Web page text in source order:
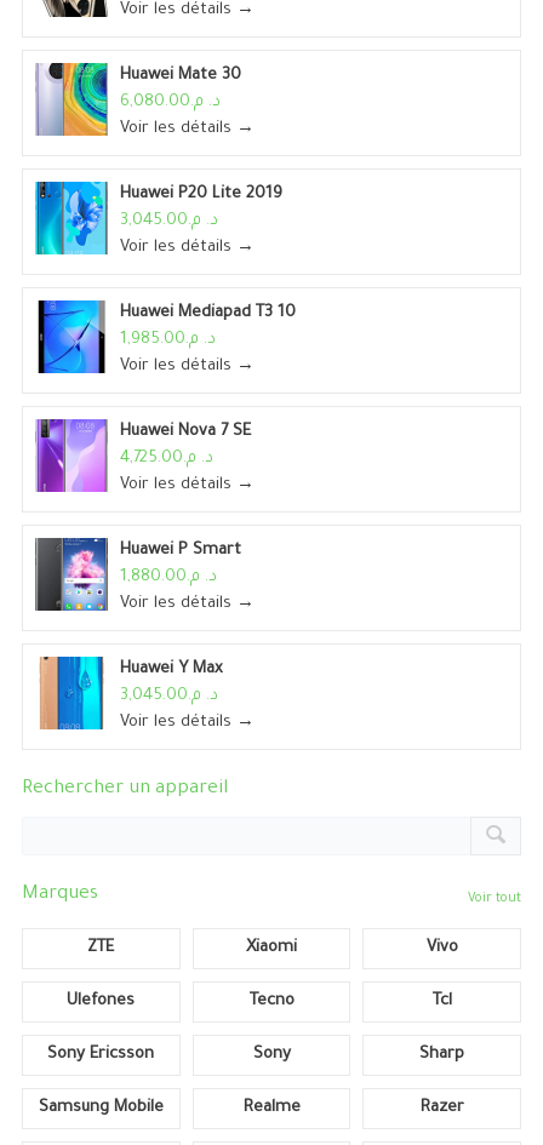
Voir les détails →
Huawei Mate 30
د. م.6,080.00
Voir les détails →
Huawei P20 Lite 2019
د. م.3,045.00
Voir les détails →
Huawei Mediapad T3 10
د. م.1,985.00
Voir les détails →
Huawei Nova 7 SE
د. م.4,725.00
Voir les détails →
Huawei P Smart
د. م.1,880.00
Voir les détails →
Huawei Y Max
د. م.3,045.00
Voir les détails →
Rechercher un appareil
Marques Voir tout
ZTE Xiaomi Vivo
Ulefones Tecno Tcl
Sony Ericsson Sony Sharp
Samsung Mobile Realme Razer